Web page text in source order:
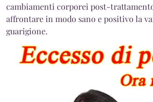
cambiamenti corporei post-
affrontare in modo sano e positivo la
guarigione.